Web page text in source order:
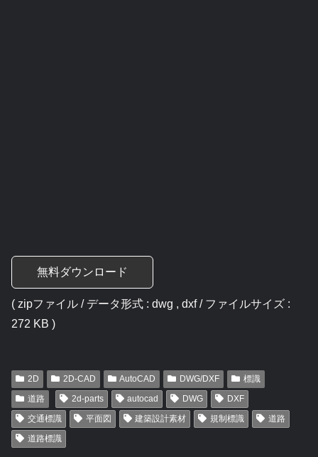
無料ダウンロード
( zipファイル / データ形式 : dwg , dxf / ファイルサイズ :
272 KB )
2D 2D-CAD AutoCAD DWG/DXF
標識
道路
2d-parts autocad DWG
DXF
交通標識
平面図 建築設計素材 規制標識
道路
道路標識